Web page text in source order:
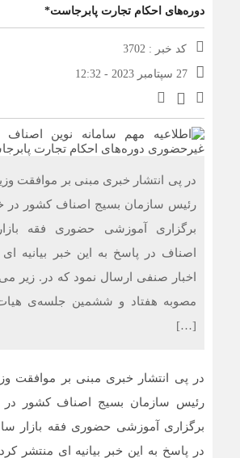
دوره‌های احکام تجارت پابرجاست*
کد خبر : 3702
27 سپتامبر 2023 - 12:32
در پی انتشار خبری مبنی بر موافقت
رئیس سازمان بسیج اصناف کشور
برگزاری آموزشی حضوری فقه
اصناف در پاسخ به این خبر بیانیه
اخبار صنفی ارسال نمود که در. زیر می
مصوبه هفتاد و ششمین جلسه‌ی
[…]
در پی انتشار خبری مبنی بر موافقت
رئیس سازمان بسیج اصناف کشور
برگزاری آموزشی حضوری فقه بازار
در پاسخ به این خبر بیانیه ای منتشر